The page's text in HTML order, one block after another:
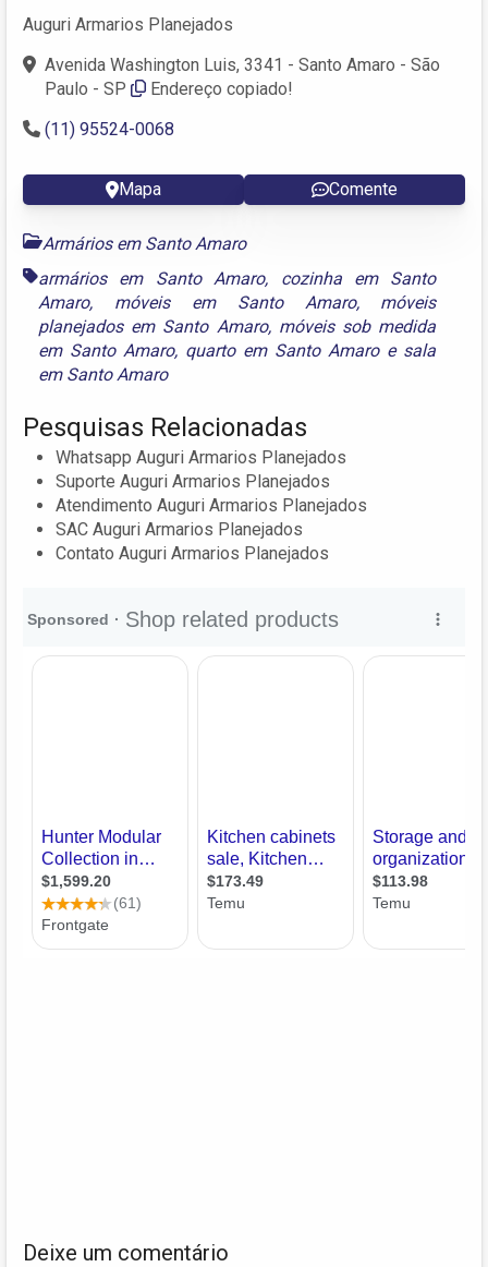
Auguri Armarios Planejados
Avenida Washington Luis, 3341 - Santo Amaro - São
Paulo - SP
Endereço copiado!
(11) 95524-0068
Mapa Comente
Armários em Santo Amaro
armários em Santo Amaro, cozinha em Santo
Amaro, móveis em Santo Amaro, móveis
planejados em Santo Amaro, móveis sob medida
em Santo Amaro, quarto em Santo Amaroe sala
em Santo Amaro
Pesquisas Relacionadas
Whatsapp Auguri Armarios Planejados
Suporte Auguri Armarios Planejados
Atendimento Auguri Armarios Planejados
SAC Auguri Armarios Planejados
Contato Auguri Armarios Planejados
Deixe um comentário